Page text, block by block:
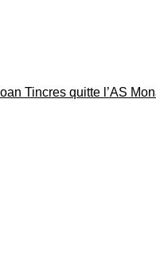
Tincres quitte l’AS